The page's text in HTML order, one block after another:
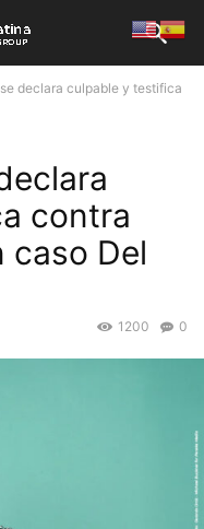
declara culpable y testifica
contra
caso Del
0
1200